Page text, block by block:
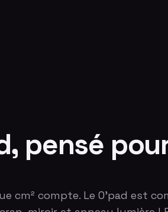
pensé
cm² compte. Le O'pad est